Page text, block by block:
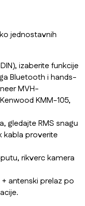
jednostavnih
izaberite funkcije
Bluetooth i hands-
MVH-
KMM-105,
gledajte RMS snagu
kabla proverite
rikverc kamera
antenski prelaz po